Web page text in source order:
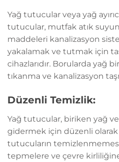
Yağ tutucular veya yağ
tutucular, mutfak atık
maddeleri kanalizasyon
yakalamak ve tutmak için
cihazlarıdır. Borularda yağ
tıkanma ve kanalizasyon
Düzenli Temizlik:
Yağ tutucular, biriken yağ
gidermek için düzenli
tutucuların
tepmelere ve çevre